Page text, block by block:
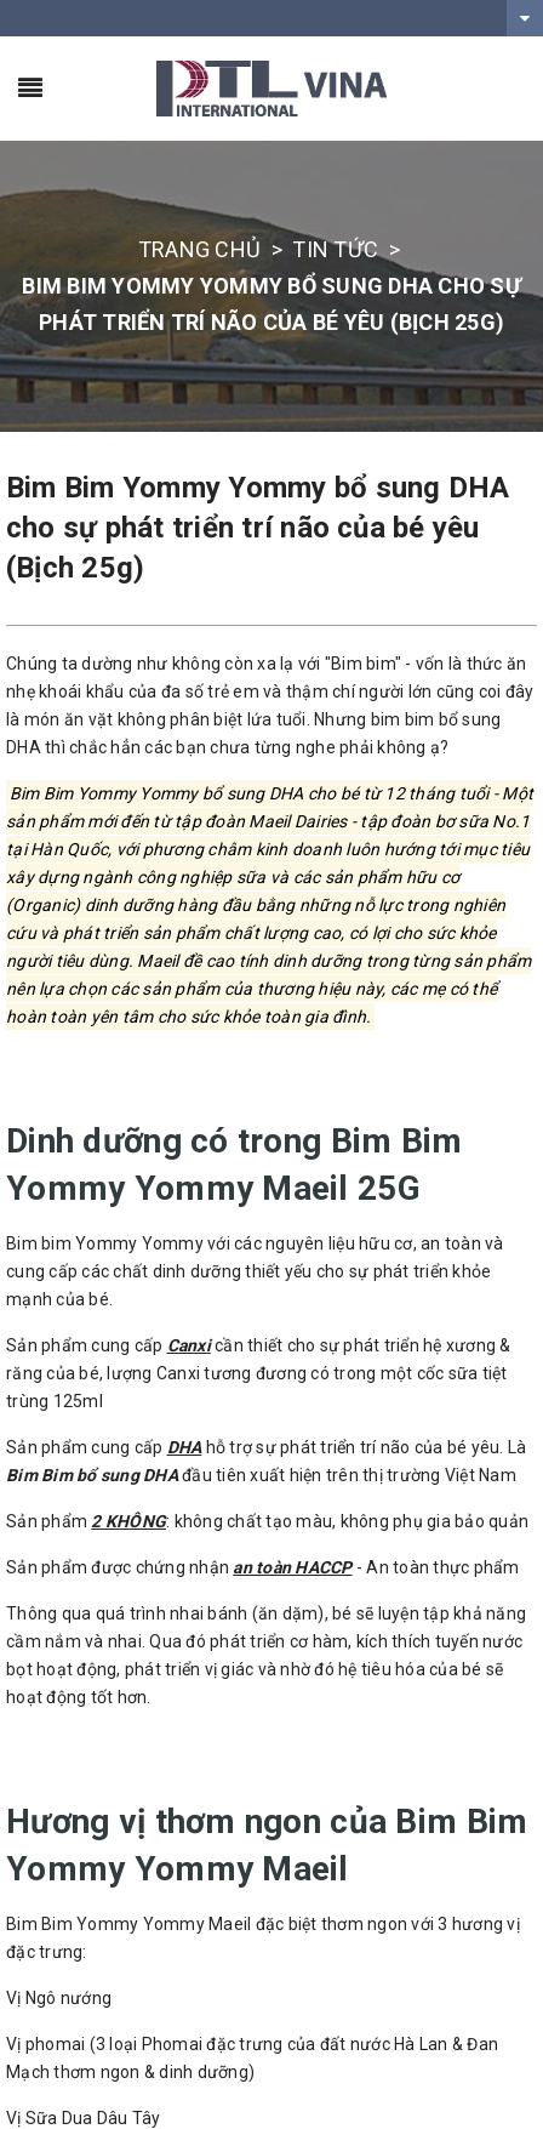
TRANG CHỦ > TIN TỨC >
BIM BIM YOMMY YOMMY BỔ SUNG DHA CHO SỰ
PHÁT TRIỂN TRÍ NÃO CỦA BÉ YÊU (BỊCH 25G)
Bim Bim Yommy Yommy bổ sung DHA
cho sự phát triển trí não của bé yêu
(Bịch 25g)
Chúng ta dường như không còn xa lạ với "Bim bim" - vốn là thức ăn
nhẹ khoái khẩu của đa số trẻ em và thậm chí người lớn cũng coi đây
là món ăn vặt không phân biệt lứa tuổi. Nhưng bim bim bổ sung
DHA thì chắc hẳn các bạn chưa từng nghe phải không ạ?
Bim Bim Yommy Yommy bổ sung DHA cho bé từ 12 tháng tuổi - Một
sản phẩm mới đến từ tập đoàn Maeil Dairies - tập đoàn bơ sữa No.1
tại Hàn Quốc, với phương châm kinh doanh luôn hướng tới mục tiêu
xây dựng ngành công nghiệp sữa và các sản phẩm hữu cơ
(Organic) dinh dưỡng hàng đầu bằng những nỗ lực trong nghiên
cứu và phát triển sản phẩm chất lượng cao, có lợi cho sức khỏe
người tiêu dùng. Maeil đề cao tính dinh dưỡng trong từng sản phẩm
nên lựa chọn các sản phẩm của thương hiệu này, các mẹ có thể
hoàn toàn yên tâm cho sức khỏe toàn gia đình.
Dinh dưỡng có trong Bim Bim
Yommy Yommy Maeil 25G
Bim bim Yommy Yommy với các nguyên liệu hữu cơ, an toàn và
cung cấp các chất dinh dưỡng thiết yếu cho sự phát triển khỏe
mạnh của bé.
Sản phẩm cung cấp Canxicần thiết cho sự phát triển hệ xương &
răng của bé, lượng Canxi tương đương có trong một cốc sữa tiệt
trùng 125ml
Sản phẩm cung cấp DHAhỗ trợ sự phát triển trí não của bé yêu. Là
Bim Bim bổ sung DHAđầu tiên xuất hiện trên thị trường Việt Nam
Sản phẩm 2 KHÔNG: không chất tạo màu, không phụ gia bảo quản
Sản phẩm được chứng nhận an toàn HACCP- An toàn thực phẩm
Thông qua quá trình nhai bánh (ăn dặm), bé sẽ luyện tập khả năng
cầm nắm và nhai. Qua đó phát triển cơ hàm, kích thích tuyến nước
bọt hoạt động, phát triển vị giác và nhờ đó hệ tiêu hóa của bé sẽ
hoạt động tốt hơn.
Hương vị thơm ngon của Bim Bim
Yommy Yommy Maeil
Bim Bim Yommy Yommy Maeil đặc biệt thơm ngon với 3 hương vị
đặc trưng:
Vị Ngô nướng
Vị phomai (3 loại Phomai đặc trưng của đất nước Hà Lan & Đan
Mạch thơm ngon & dinh dưỡng)
Vị Sữa Dua Dâu Tây